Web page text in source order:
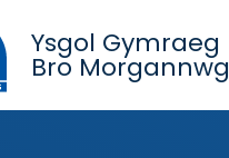
↓
Ysgol Gymraeg
Bro Morgannwg